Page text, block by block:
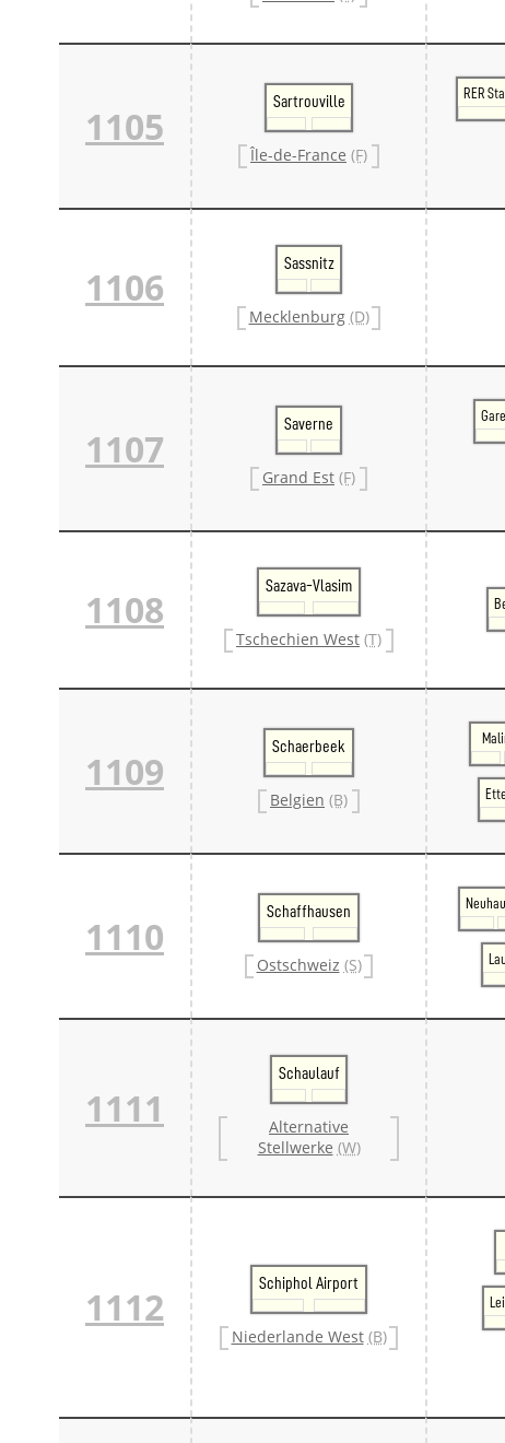
1105
Sartrouville
Île-de-France (F)
RER
1106
Sassnitz
Mecklenburg (D)
1107
Saverne
Grand Est (F)
1108
Sazava-Vlasim
Tschechien West (T)
1109
Schaerbeek
Belgien (B)
1110
Schaffhausen
Ostschweiz (S)
1111
Schaulauf
Alternative
Stellwerke (W)
1112
Schiphol Airport
Niederlande West (B)